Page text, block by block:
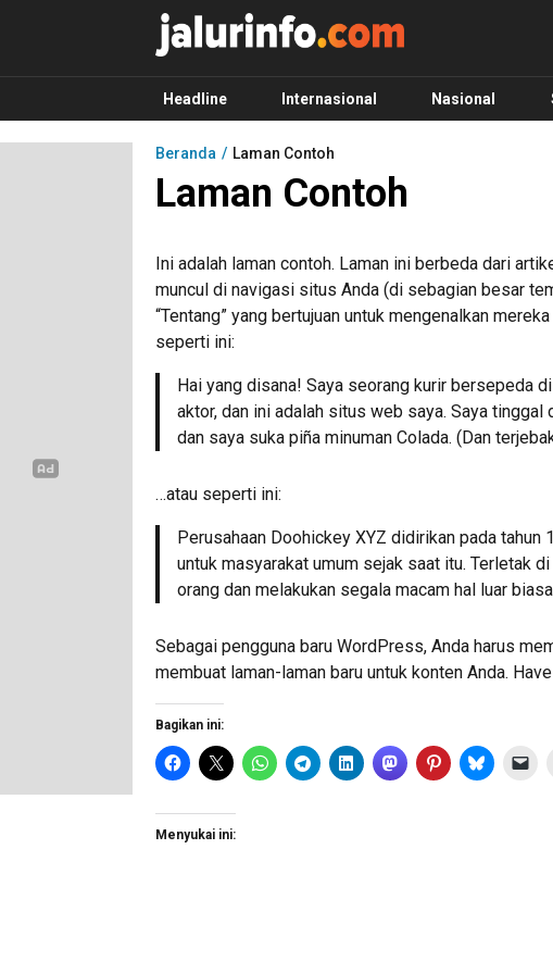
Info Terbaru, Berita Terkini Hari Ini, Jalurinfo.com
Terkini, Akurat dan Terpercaya
Headline Internasional Nasional
Beranda Laman Contoh
Laman Contoh
Ini adalah laman contoh. Laman ini berbeda dari
muncul di navigasi situs Anda (di sebagian besar
“Tentang” yang bertujuan untuk mengenalkan
seperti ini:
Hai yang disana! Saya seorang kurir bersepeda
aktor, dan ini adalah situs web saya. Saya
dan saya suka piña minuman Colada. (Dan
…atau seperti ini:
Perusahaan Doohickey XYZ didirikan pada
untuk masyarakat umum sejak saat itu. Terletak
orang dan melakukan segala macam hal luar
Sebagai pengguna baru WordPress, Anda harus
membuat laman-laman baru untuk konten Anda.
Bagikan ini:
Menyukai ini: